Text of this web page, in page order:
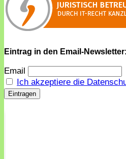
Eintrag in den Email-Newsletter:
Email
Ich akzeptiere die